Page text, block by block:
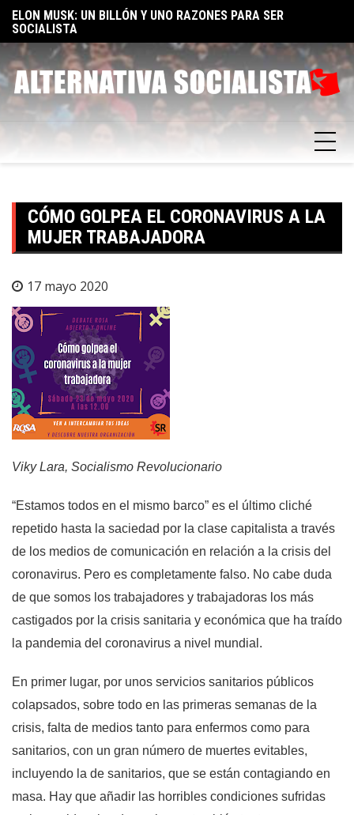
Skip
content
ELON MUSK: UN BILLÓN Y UNO RAZONES PARA SER
SOCIALISTA
CÓMO GOLPEA EL CORONAVIRUS A LA
MUJER TRABAJADORA
17 mayo 2020
Viky Lara, Socialismo Revolucionario
“Estamos todos en el mismo barco” es el último cliché
repetido hasta la saciedad por la clase capitalista a través
de los medios de comunicación en relación a la crisis del
coronavirus. Pero es completamente falso. No cabe duda
de que somos los trabajadores y trabajadoras los más
castigados por la crisis sanitaria y económica que ha traído
la pandemia del coronavirus a nivel mundial.
En primer lugar, por unos servicios sanitarios públicos
colapsados, sobre todo en las primeras semanas de la
crisis, falta de medios tanto para enfermos como para
sanitarios, con un gran número de muertes evitables,
incluyendo la de sanitarios, que se están contagiando en
masa. Hay que añadir las horribles condiciones sufridas